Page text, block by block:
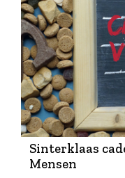
Sinterklaas
Mensen